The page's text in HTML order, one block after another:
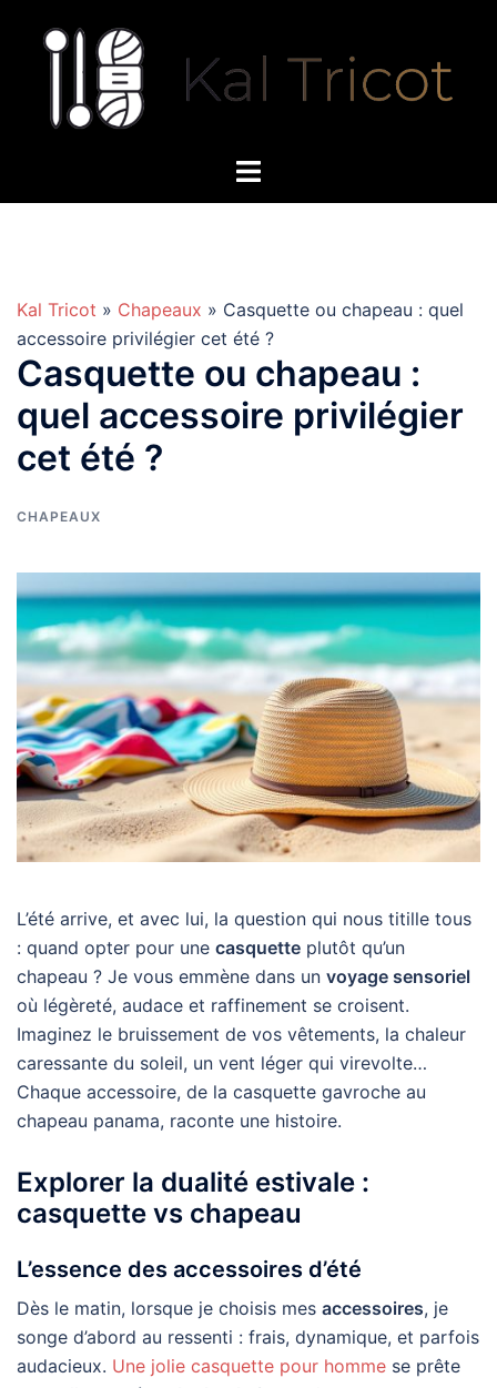
Kal Tricot » Chapeaux » Casquette ou chapeau : quel
accessoire privilégier cet été ?
Casquette ou chapeau :
quel accessoire privilégier
cet été ?
CHAPEAUX
L’été arrive, et avec lui, la question qui nous titille tous
: quand opter pour une casquette plutôt qu’un
chapeau ? Je vous emmène dans un voyage sensoriel
où légèreté, audace et raffinement se croisent.
Imaginez le bruissement de vos vêtements, la chaleur
caressante du soleil, un vent léger qui virevolte…
Chaque accessoire, de la casquette gavroche au
chapeau panama, raconte une histoire.
Explorer la dualité estivale :
casquette vs chapeau
L’essence des accessoires d’été
Dès le matin, lorsque je choisis mes accessoires, je
songe d’abord au ressenti : frais, dynamique, et parfois
audacieux. Une jolie casquette pour homme se prête